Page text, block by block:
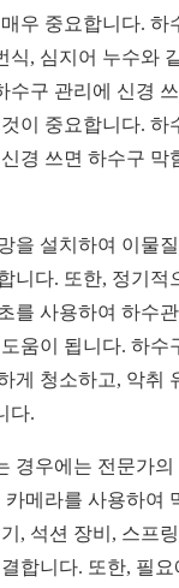
우 중요합니다. 하
식, 심지어 누수와
수구 관리에 신경
이 중요합니다. 하
경 쓰면 하수구 막
을 설치하여 이물
니다. 또한, 정기적
를 사용하여 하수
움이 됩니다. 하수
게 청소하고, 악취
다.
경우에는 전문가의
메라를 사용하여
, 석션 장비, 스프
합니다. 또한, 필요